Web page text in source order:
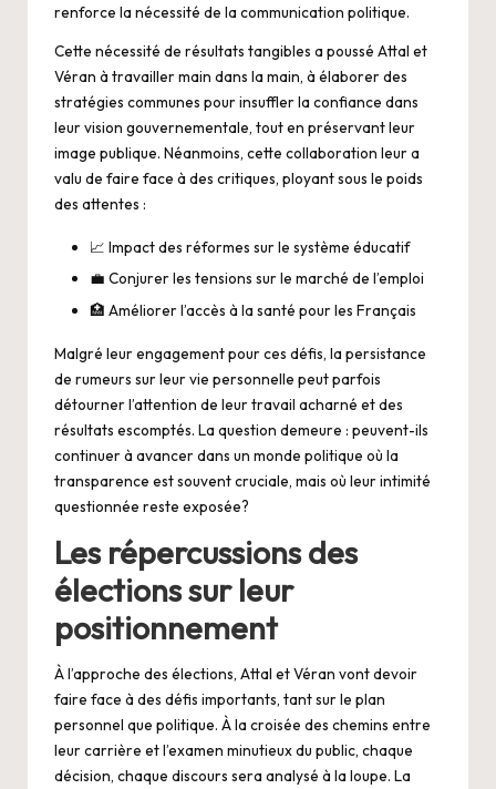
renforce la nécessité de la communication politique.
Cette nécessité de résultats tangibles a poussé Attal et
Véran à travailler main dans la main, à élaborer des
stratégies communes pour insuffler la confiance dans
leur vision gouvernementale, tout en préservant leur
image publique. Néanmoins, cette collaboration leur a
valu de faire face à des critiques, ployant sous le poids
des attentes :
📈 Impact des réformes sur le système éducatif
💼 Conjurer les tensions sur le marché de l’emploi
🏥 Améliorer l’accès à la santé pour les Français
Malgré leur engagement pour ces défis, la persistance
de rumeurs sur leur vie personnelle peut parfois
détourner l’attention de leur travail acharné et des
résultats escomptés. La question demeure : peuvent-ils
continuer à avancer dans un monde politique où la
transparence est souvent cruciale, mais où leur intimité
questionnée reste exposée?
Les répercussions des
élections sur leur
positionnement
À l’approche des élections, Attal et Véran vont devoir
faire face à des défis importants, tant sur le plan
personnel que politique. À la croisée des chemins entre
leur carrière et l’examen minutieux du public, chaque
décision, chaque discours sera analysé à la loupe. La